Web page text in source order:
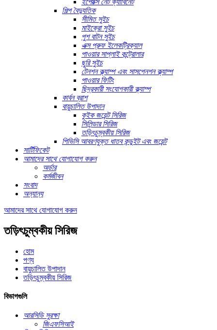
ইপোক্সি নেট ক্যাবিনেট
শিল্প বৈদ্যুতিক
সীমিত সুইচ
মাইক্রো সুইচ
পুশ বাটন সুইচ
এক্স প্রুফ ইলেকট্রিক্যাল
পাওয়ার সাপ্লাই কন্ট্রোলার
ছুরি সুইচ
টেনশন ক্ল্যাম্প এবং সাসপেনশন ক্ল্যাম্প
পাওয়ার ফিটিং
ছিদ্রকারী সংযোগকারী ক্ল্যাম্প
কার্বন ব্রাশ
বায়ুচালিত উপাদান
কুইক জয়েন্ট সিরিজ
সিলিন্ডার সিরিজ
তড়িৎচুম্বকীয় সিরিজ
পিভিসি আবরণযুক্ত ধাতব কন্ডুইট এবং জয়েন্ট
সার্টিফিকেট
আমাদের সাথে যোগাযোগ করুন
অর্ডার
কর্মজীবন
সংবাদ
অন্যান্য
আমাদের সাথে যোগাযোগ করুন
তড়িৎচুম্বকীয় সিরিজ
হোম
পণ্য
বায়ুচালিত উপাদান
তড়িৎচুম্বকীয় সিরিজ
বিভাগগুলি
আরসিডি সুরক্ষা
জিএফসিআই